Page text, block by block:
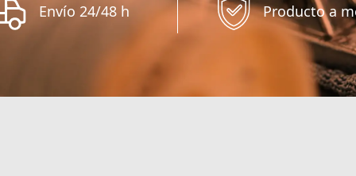
Envío 24/48 h Producto a